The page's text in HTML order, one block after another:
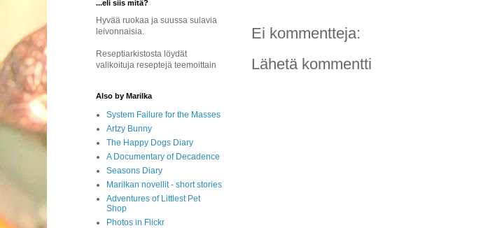
Ei kommentteja:
Lähetä kommentti
...eli siis mitä?
Hyvää ruokaa ja suussa sulavia
leivonnaisia.
Reseptiarkistosta löydät
valikoituja reseptejä teemoittain
Also by Marilka
System Failure for the Masses
Artzy Bunny
The Happy Dogs Diary
A Documentary of Decadence
Seasons Diary
Marilkan novellit - short stories
Adventures of Littlest Pet
Shop
Photos in Flickr